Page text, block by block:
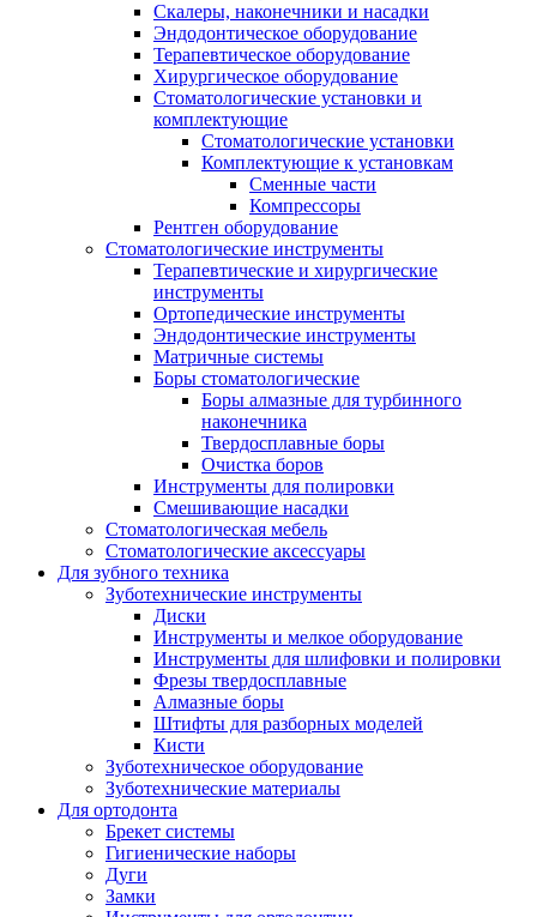
Скалеры, наконечники и насадки
Эндодонтическое оборудование
Терапевтическое оборудование
Хирургическое оборудование
Стоматологические установки и
комплектующие
Стоматологические установки
Комплектующие к установкам
Сменные части
Компрессоры
Рентген оборудование
Стоматологические инструменты
Терапевтические и хирургические
инструменты
Ортопедические инструменты
Эндодонтические инструменты
Матричные системы
Боры стоматологические
Боры алмазные для турбинного
наконечника
Твердосплавные боры
Очистка боров
Инструменты для полировки
Смешивающие насадки
Стоматологическая мебель
Стоматологические аксессуары
Для зубного техника
Зуботехнические инструменты
Диски
Инструменты и мелкое оборудование
Инструменты для шлифовки и полировки
Фрезы твердосплавные
Алмазные боры
Штифты для разборных моделей
Кисти
Зуботехническое оборудование
Зуботехнические материалы
Для ортодонта
Брекет системы
Гигиенические наборы
Дуги
Замки